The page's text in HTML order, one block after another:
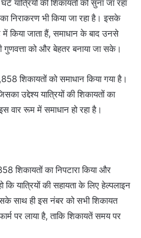
यात्रियों की शिकायतों को सुना जा रहा
निराकरण भी किया जा रहा है। इसके
किया जाता हैं, समाधान के बाद उनसे
गुणवत्ता को और बेहतर बनाया जा सके।
शिकायतों को समाधान किया गया है।
उद्देश्य यात्रियों की शिकायतों का
वार रूम में समाधान हो रहा है।
का निपटारा किया और
कि यात्रियों की सहायता के लिए हेल्पलाइन
साथ ही इस नंबर को सभी शिकायत
पर लाया है, ताकि शिकायतें समय पर